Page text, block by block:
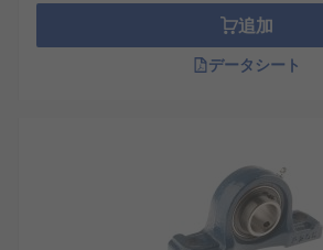
追加
データシート